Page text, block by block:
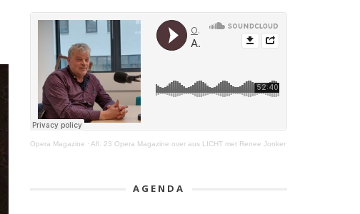
Opera Magazine · Afl. 23 Opera Magazine over aus LICHT met Renee Jonker
AGENDA